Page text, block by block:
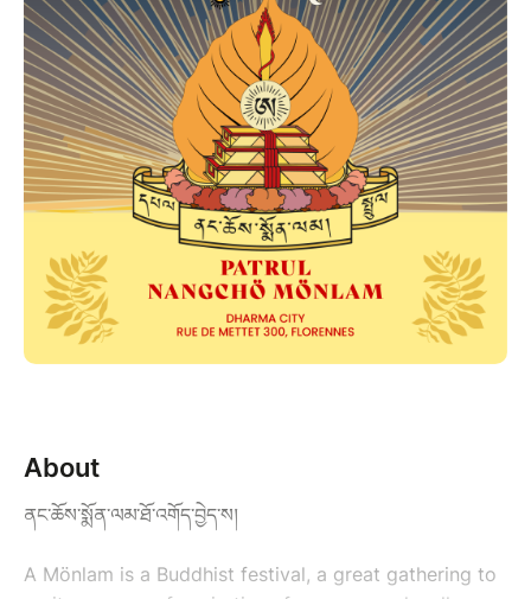
About
ནང་ཆོས་སྨོན་ལམ་ཐོ་འགོད་བྱེད་ས།
A Mönlam is a Buddhist festival, a great gathering to